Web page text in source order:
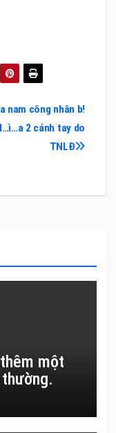
nam công nhân b!
2 cánh tay do
TNLĐ
một